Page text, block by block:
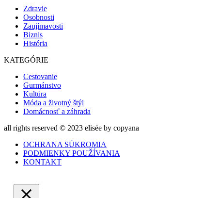
Zdravie
Osobnosti
Zaujímavosti
Biznis
História
KATEGÓRIE
Cestovanie
Gurmánstvo
Kultúra
Móda a životný štýl
Domácnosť a záhrada
all rights reserved © 2023 elisée by copyana
OCHRANA SÚKROMIA
PODMIENKY POUŽÍVANIA
KONTAKT